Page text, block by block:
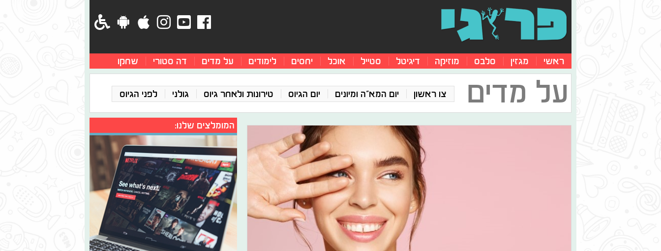
ראשי מגזין סלבס מוזיקה דיגיטל סטייל אוכל יחסים לימודים על מדים דה סטורי שחקו
על מדים צו ראשון יום המא"ה ומיונים יום הגיוס טירונות ולאחר גיוס גולני לפני הגיוס
המומלצים שלנו: